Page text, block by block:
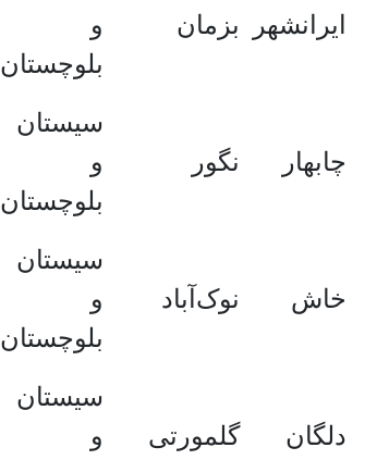
ایرانشهر بزمان
و
بلوچستان
چابهار نگور
سیستان
و
بلوچستان
خاش نوک‌آباد
سیستان
و
بلوچستان
دلگان گلمورتی
سیستان
و